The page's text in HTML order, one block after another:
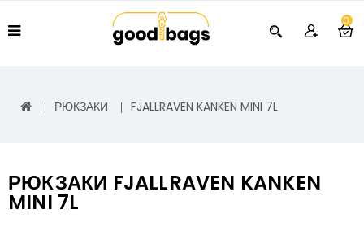
0
РЮКЗАКИ FJALLRAVEN KANKEN MINI 7L
РЮКЗАКИ FJALLRAVEN KANKEN
MINI 7L